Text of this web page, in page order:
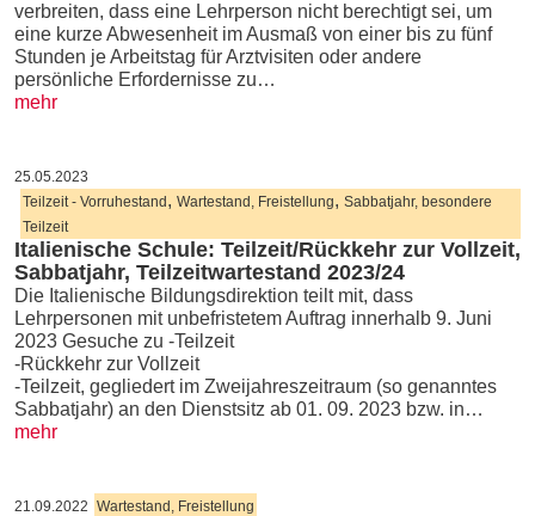
verbreiten, dass eine Lehrperson nicht berechtigt sei, um
eine kurze Abwesenheit im Ausmaß von einer bis zu fünf
Stunden je Arbeitstag für Arztvisiten oder andere
persönliche Erfordernisse zu…
mehr
25.05.2023
Teilzeit - Vorruhestand , Wartestand, Freistellung, Sabbatjahr, besondere
Teilzeit
Italienische Schule: Teilzeit/Rückkehr zur Vollzeit,
Sabbatjahr, Teilzeitwartestand 2023/24
Die Italienische Bildungsdirektion teilt mit, dass
Lehrpersonen mit unbefristetem Auftrag innerhalb 9. Juni
2023 Gesuche zu -Teilzeit
-Rückkehr zur Vollzeit
-Teilzeit, gegliedert im Zweijahreszeitraum (so genanntes
Sabbatjahr) an den Dienstsitz ab 01. 09. 2023 bzw. in…
mehr
21.09.2022 Wartestand, Freistellung